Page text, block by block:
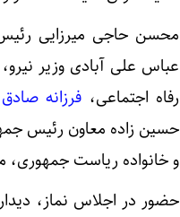
محسن حاجی میرزایی
عباس علی آبادی‌ وزیر
رفاه اجتماعی، فرزانه صادق
حسین زاده معاون رئیس
و خانواده ریاست جمهوری، مسعود
حضور در اجلاس نماز،